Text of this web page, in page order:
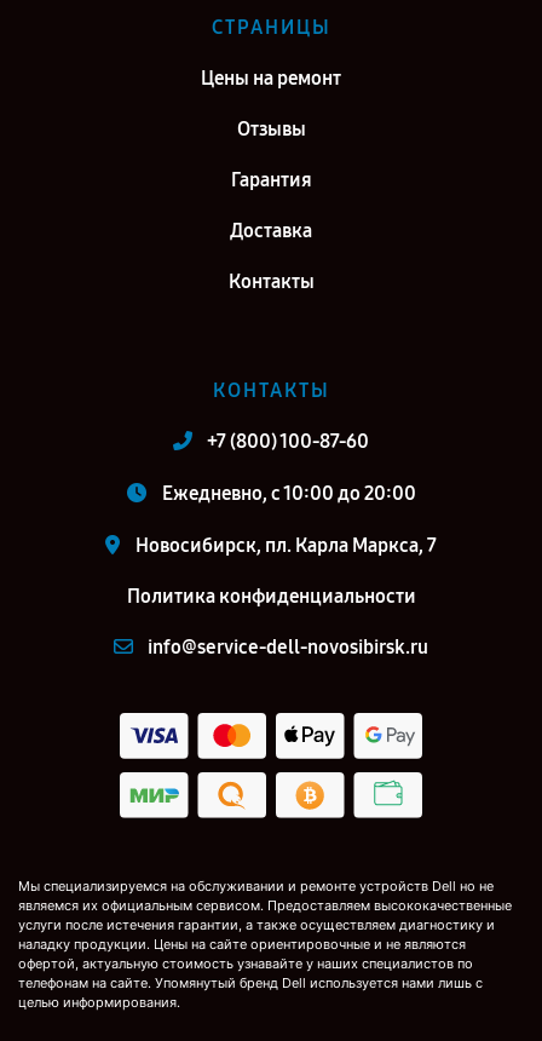
СТРАНИЦЫ
Цены на ремонт
Отзывы
Гарантия
Доставка
Контакты
КОНТАКТЫ
+7 (800) 100-87-60
Ежедневно, с 10:00 до 20:00
Новосибирск, пл. Карла Маркса, 7
Политика конфиденциальности
info@service-dell-novosibirsk.ru
Мы специализируемся на обслуживании и ремонте устройств Dell но не
являемся их официальным сервисом. Предоставляем высококачественные
услуги после истечения гарантии, а также осуществляем диагностику и
наладку продукции. Цены на сайте ориентировочные и не являются
офертой, актуальную стоимость узнавайте у наших специалистов по
телефонам на сайте. Упомянутый бренд Dell используется нами лишь с
целью информирования.